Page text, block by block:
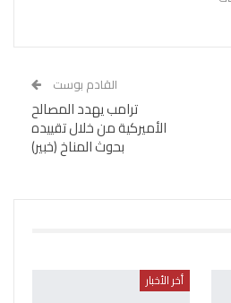
القادم بوست
ترامب يهدد المصالح
الأميركية من خلال تقييده
بحوث المناخ (خبير)
أخر الأخبار